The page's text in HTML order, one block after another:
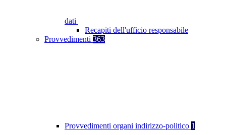
dati
Recapiti dell'ufficio responsabile
Provvedimenti 363
Provvedimenti organi indirizzo-politico 1